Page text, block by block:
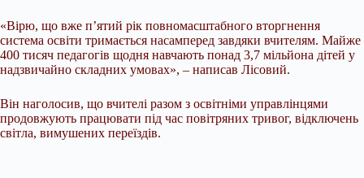
«Вірю, що вже п’ятий рік повномасштабного вторгнення
система освіти тримається насамперед завдяки вчителям. Майже
400 тисяч педагогів щодня навчають понад 3,7 мільйона дітей у
надзвичайно складних умовах», – написав Лісовий.
Він наголосив, що вчителі разом з освітніми управлінцями
продовжують працювати під час повітряних тривог, відключень
світла, вимушених переїздів.